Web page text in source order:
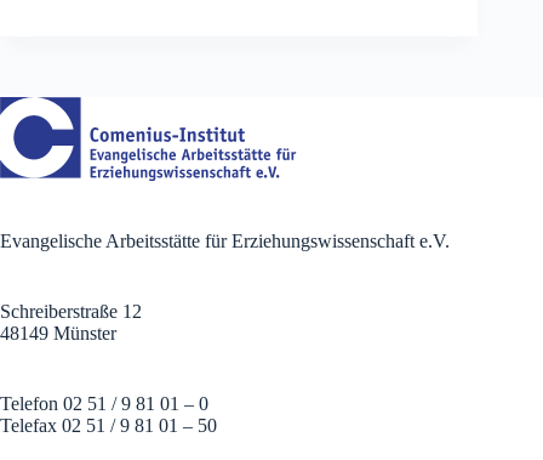
Evangelische Arbeitsstätte für Erziehungswissenschaft e.V.
Schreiberstraße 12
48149 Münster
Telefon 02 51 / 9 81 01 – 0
Telefax 02 51 / 9 81 01 – 50